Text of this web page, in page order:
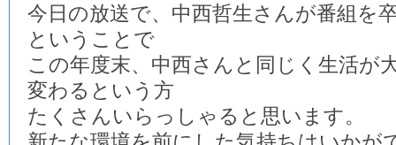
今日の放送で、中西哲生さんが番組を
ということで
この年度末、中西さんと同じく生活が
変わるという方
たくさんいらっしゃると思います。